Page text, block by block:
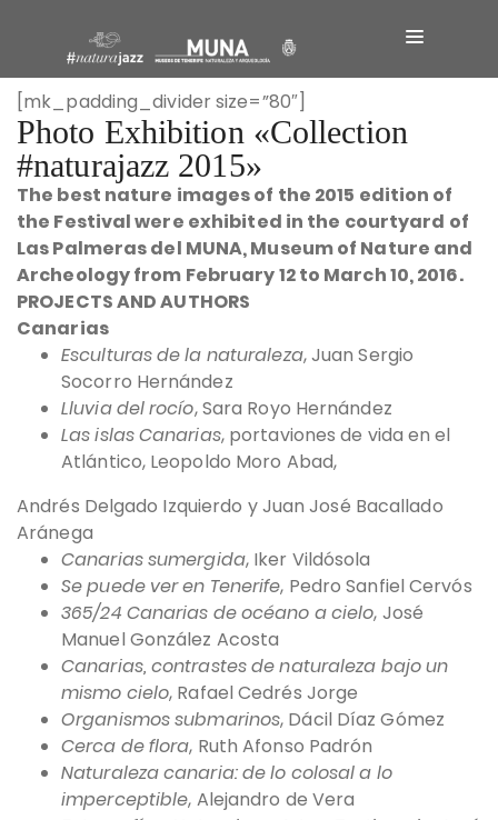
[mk_padding_divider size=”80″]
Photo Exhibition «Collection
#naturajazz 2015»
The best nature images of the 2015 edition of
the Festival were exhibited in the courtyard of
Las Palmeras del MUNA, Museum of Nature and
Archeology from February 12 to March 10, 2016.
PROJECTS AND AUTHORS
Canarias
Esculturas de la naturaleza, Juan Sergio
Socorro Hernández
Lluvia del rocío, Sara Royo Hernández
Las islas Canarias, portaviones de vida en el
Atlántico, Leopoldo Moro Abad,
Andrés Delgado Izquierdo y Juan José Bacallado
Aránega
Canarias sumergida, Iker Vildósola
Se puede ver en Tenerife, Pedro Sanfiel Cervós
365/24 Canarias de océano a cielo, José
Manuel González Acosta
Canarias, contrastes de naturaleza bajo un
mismo cielo, Rafael Cedrés Jorge
Organismos submarinos, Dácil Díaz Gómez
Cerca de flora, Ruth Afonso Padrón
Naturaleza canaria: de lo colosal a lo
imperceptible, Alejandro de Vera